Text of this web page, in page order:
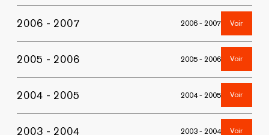
2006 - 2007 2006 - 2007 Voir
2005 - 2006 2005 - 2006 Voir
2004 - 2005 2004 - 2005 Voir
2003 - 2004 2003 - 2004 Voir